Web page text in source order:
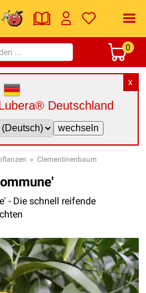
0
X
Deutschland
» Clementinenbaum
- Die schnell reifende